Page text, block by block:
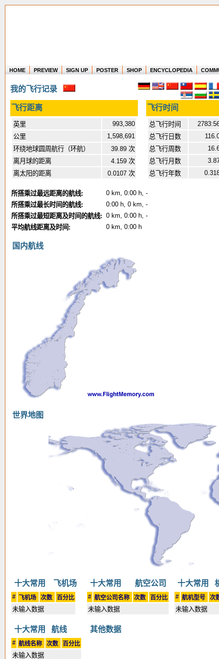
Where in the world have you flown?
How long have you been in the air?
Create your own FlightMemory and see!
HOME PREVIEW SIGN UP POSTER SHOP ENCYCLOPEDIA
我的飞行记录
飞行距离 飞行时间
英里
993,380
公里
1,598,691
环绕地球圆周航行（环航）
39.89 次
离月球的距离
4.159 次
离太阳的距离
0.0107 次
总飞行时间
总飞行日数
总飞行周数
总飞行月数
总飞行年数
所搭乘过最远距离的航线:
0 km, 0:00 h, -
所搭乘过最长时间的航线:
0:00 h, 0 km, -
所搭乘过最短距离及时间的航线: 0 km, 0:00 h, -
平均航线距离及时间:
0 km, 0:00 h
国内航线
世界地图
十大常用 飞机场
# 飞机场 次数 百分比
未输入数据
十大常用 航空公司
# 航空公司名称 次数 百分比
未输入数据
十大常用
# 航机型号 次
未输入数据
十大常用 航线
# 航线名称 次数 百分比
未输入数据
其他数据